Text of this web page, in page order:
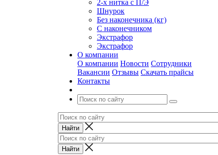
2-х нитка с П/Э
Шнурок
Без наконечника (кг)
С наконечником
Экстрафор
Экстрафор
О компании
О компании Новости Сотрудники
Вакансии Отзывы Скачать прайсы
Контакты